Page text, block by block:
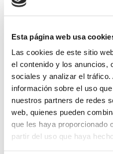
Esta página web usa
Las cookies de este sitio
el contenido y los anuncios,
sociales y analizar el
información sobre el uso
nuestros partners de redes
web, quienes pueden
que les haya proporcionado
partir del uso que haya
es un órgano intrapélvico,